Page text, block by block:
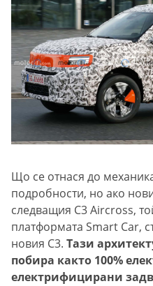
Що се отнася до
подробности, но ако
следващия C3 Aircross,
платформата Smart Car,
новия C3. Тази
побира както 100%
електрифицирани